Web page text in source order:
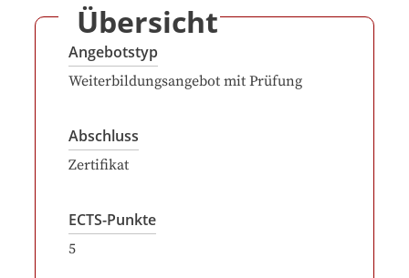
Übersicht
Angebotstyp
Weiterbildungsangebot mit Prüfung
Abschluss
Zertifikat
ECTS-Punkte
5